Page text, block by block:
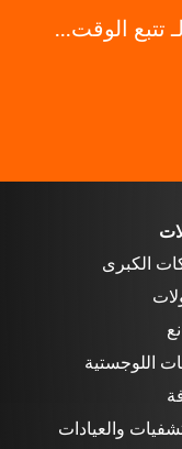
تتبع الوقت...
الكبرى
اللوجستية
والعيادات